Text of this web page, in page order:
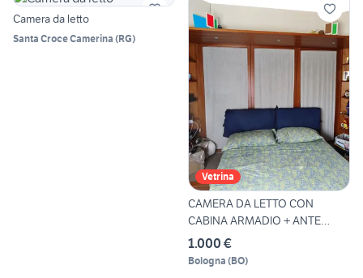
Camera da letto
Santa Croce Camerina (RG)
Vetrina
CAMERA DA LETTO CON
CABINA ARMADIO + ANTE
ARMADI
1.000 €
Bologna (BO)